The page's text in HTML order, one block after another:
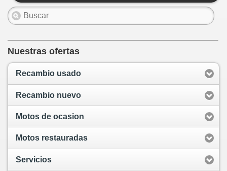
Nuestras ofertas
Recambio usado
Recambio nuevo
Motos de ocasion
Motos restauradas
Servicios